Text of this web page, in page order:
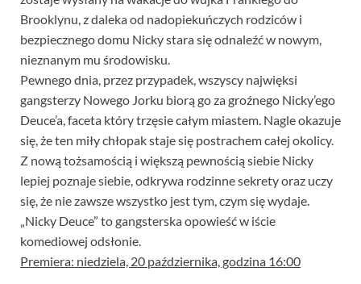
Brooklynu, z daleka od nadopiekuńczych rodziców i
bezpiecznego domu Nicky stara się odnaleźć w nowym,
nieznanym mu środowisku.
Pewnego dnia, przez przypadek, wszyscy najwięksi
gangsterzy Nowego Jorku biorą go za groźnego Nicky’ego
Deuce’a, faceta który trzęsie całym miastem. Nagle okazuje
się, że ten miły chłopak staje się postrachem całej okolicy.
Z nową tożsamością i większą pewnością siebie Nicky
lepiej poznaje siebie, odkrywa rodzinne sekrety oraz uczy
się, że nie zawsze wszystko jest tym, czym się wydaje.
„Nicky Deuce” to gangsterska opowieść w iście
komediowej odsłonie.
Premiera: niedziela, 20 października, godzina 16:00